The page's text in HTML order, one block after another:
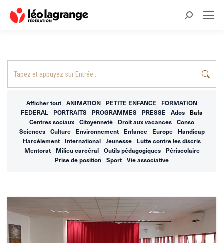
Recherche
Afficher tout ANIMATION PETITE ENFANCE
FORMATION
FEDERAL
PORTRAITS PROGRAMMES PRESSE Ados
Bafa
Centres sociaux
Citoyenneté Droit aux vacances
Conso
Sciences
Culture Environnement Enfance Europe
Handicap
Harcèlement
International Jeunesse
Lutte contre les discris
Mentorat
Milieu carcéral Outils pédagogiques
Périscolaire
Prise de position
Sport Vie associative